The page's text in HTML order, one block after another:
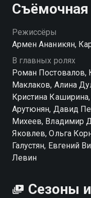
Посмотреть онлайн
два ствола вы
хорошем HD
Режиссёры
Армен Ананикян,
В главных ролях
Роман Постовалов,
Маклаков, Алина
Кристина
Арутюнян, Давид
Михеев, Владимир
Яковлев, Ольга
Галустян, Евгений
Левин
Сезоны